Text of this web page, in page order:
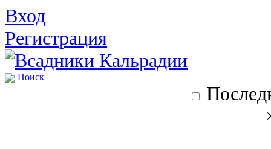
Вход
Регистрация
Поиск